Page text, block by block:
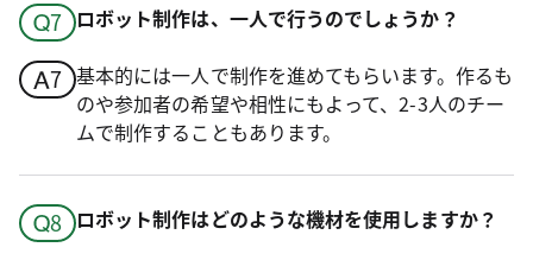
ロボット制作は、一人で行うのでしょうか？
基本的には一人で制作を進めてもらいます。作るも
のや参加者の希望や相性にもよって、2-3人のチー
ムで制作することもあります。
ロボット制作はどのような機材を使用しますか？